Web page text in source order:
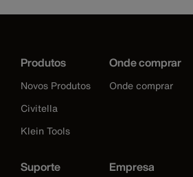
Produtos
Novos Produtos
Civitella
Klein Tools
Onde comprar
Onde comprar
Suporte Empresa